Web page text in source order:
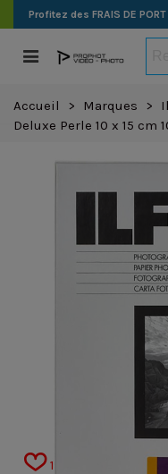
Profitez des FRAIS DE
Accueil > Marques >
Deluxe Perle 10 x 15 cm
1